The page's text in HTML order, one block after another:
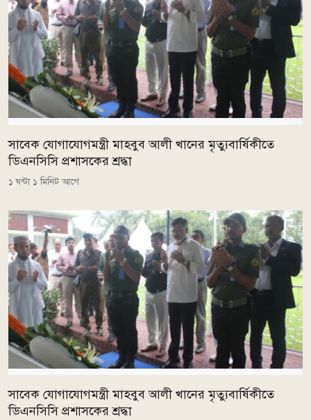
সাবেক যোগাযোগমন্ত্রী মাহবুব আলী খানের মৃত্যুবার্ষিকীতে
ডিএনসিসি প্রশাসকের শ্রদ্ধা
১ ঘন্টা ১ মিনিট আগে
সাবেক যোগাযোগমন্ত্রী মাহবুব আলী খানের মৃত্যুবার্ষিকীতে
ডিএনসিসি প্রশাসকের শ্রদ্ধা